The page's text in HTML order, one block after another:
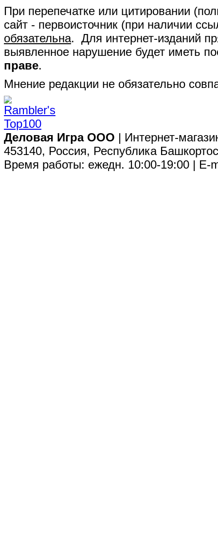
При перепечатке или цитировании
сайт - первоисточник (при наличии
обязательна. Для интернет-изданий
выявленное нарушение будет иметь
праве.
Мнение редакции не обязательно
Деловая Игра ООО | Интернет-
453140, Россия, Республика
Время работы: ежедн. 10:00-19:00 | E-